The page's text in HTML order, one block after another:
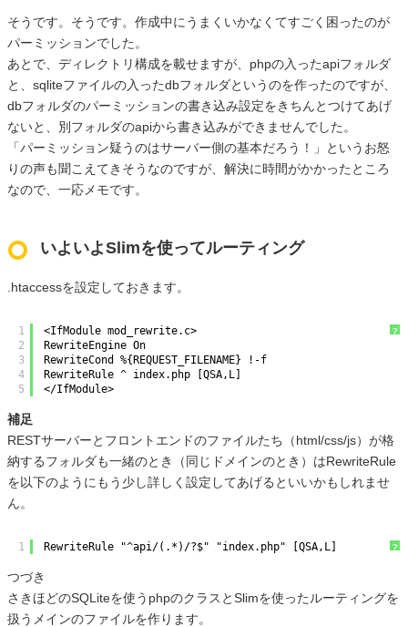
そうです。そうです。作成中にうまくいかなくてすごく困ったのが
パーミッションでした。
あとで、ディレクトリ構成を載せますが、phpの入ったapiフォルダ
と、sqliteファイルの入ったdbフォルダというのを作ったのですが、
dbフォルダのパーミッションの書き込み設定をきちんとつけてあげ
ないと、別フォルダのapiから書き込みができませんでした。
「パーミッション疑うのはサーバー側の基本だろう！」というお怒
りの声も聞こえてきそうなのですが、解決に時間がかかったところ
なので、一応メモです。
いよいよSlimを使ってルーティング
.htaccessを設定しておきます。
?
1
2
3
4
5
<IfModule mod_rewrite.c>
RewriteEngine On
RewriteCond %{REQUEST_FILENAME} !-f
RewriteRule ^ index.php [QSA,L]
</IfModule>
補足
RESTサーバーとフロントエンドのファイルたち（html/css/js）が格
納するフォルダも一緒のとき（同じドメインのとき）はRewriteRule
を以下のようにもう少し詳しく設定してあげるといいかもしれませ
ん。
?
1 RewriteRule "^api/(.*)/?$" "index.php" [QSA,L]
つづき
さきほどのSQLiteを使うphpのクラスとSlimを使ったルーティングを
扱うメインのファイルを作ります。